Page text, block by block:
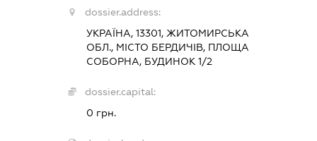
dossier.address:
УКРАЇНА, 13301, ЖИТОМИРСЬКА
ОБЛ., МІСТО БЕРДИЧІВ, ПЛОЩА
СОБОРНА, БУДИНОК 1/2
dossier.capital:
0 грн.